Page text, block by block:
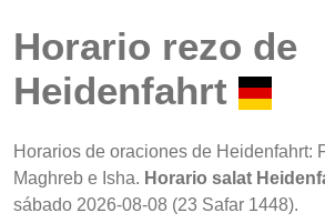
Horario rezo de
Heidenfahrt
Horarios de oraciones de Heidenfahrt:
Maghreb e Isha. Horario salat
sábado 2026-08-08 (23 Safar 1448).